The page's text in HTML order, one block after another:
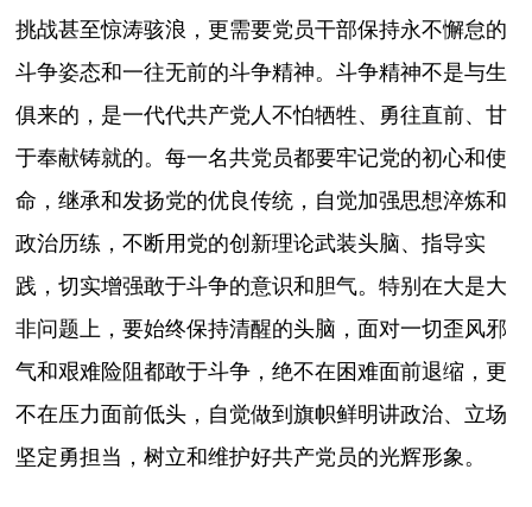
挑战甚至惊涛骇浪，更需要党员干部保持永不懈怠的
斗争姿态和一往无前的斗争精神。斗争精神不是与生
俱来的，是一代代共产党人不怕牺牲、勇往直前、甘
于奉献铸就的。每一名共党员都要牢记党的初心和使
命，继承和发扬党的优良传统，自觉加强思想淬炼和
政治历练，不断用党的创新理论武装头脑、指导实
践，切实增强敢于斗争的意识和胆气。特别在大是大
非问题上，要始终保持清醒的头脑，面对一切歪风邪
气和艰难险阻都敢于斗争，绝不在困难面前退缩，更
不在压力面前低头，自觉做到旗帜鲜明讲政治、立场
坚定勇担当，树立和维护好共产党员的光辉形象。